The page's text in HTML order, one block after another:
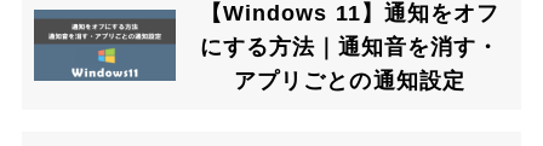
【Windows 11】通知をオフ
にする方法｜通知音を消す・
アプリごとの通知設定